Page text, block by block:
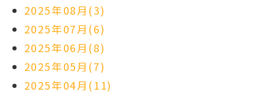
2025年08月(3)
2025年07月(6)
2025年06月(8)
2025年05月(7)
2025年04月(11)